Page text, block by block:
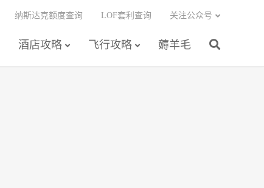
酒店攻略 飞行攻略 薅羊毛
纳斯达克额度查询 LOF套利查询 关注公众号